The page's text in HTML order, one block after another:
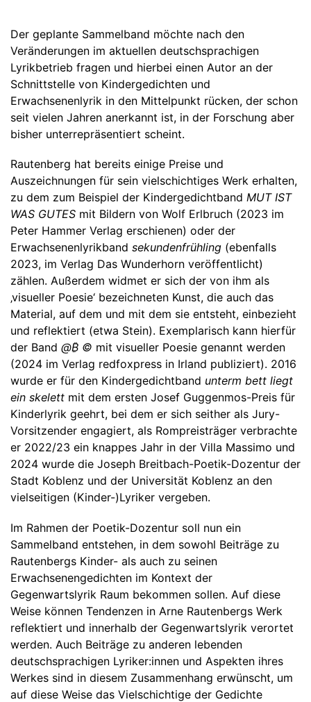
Der geplante Sammelband möchte nach den
Veränderungen im aktuellen deutschsprachigen
Lyrikbetrieb fragen und hierbei einen Autor an der
Schnittstelle von Kindergedichten und
Erwachsenenlyrik in den Mittelpunkt rücken, der schon
seit vielen Jahren anerkannt ist, in der Forschung aber
bisher unterrepräsentiert scheint.
Rautenberg hat bereits einige Preise und
Auszeichnungen für sein vielschichtiges Werk erhalten,
zu dem zum Beispiel der Kindergedichtband MUT IST
WAS GUTES mit Bildern von Wolf Erlbruch (2023 im
Peter Hammer Verlag erschienen) oder der
Erwachsenenlyrikband sekundenfrühling (ebenfalls
2023, im Verlag Das Wunderhorn veröffentlicht)
zählen. Außerdem widmet er sich der von ihm als
‚visueller Poesie‘ bezeichneten Kunst, die auch das
Material, auf dem und mit dem sie entsteht, einbezieht
und reflektiert (etwa Stein). Exemplarisch kann hierfür
der Band @₿ © mit visueller Poesie genannt werden
(2024 im Verlag redfoxpress in Irland publiziert). 2016
wurde er für den Kindergedichtband unterm bett liegt
ein skelett mit dem ersten Josef Guggenmos-Preis für
Kinderlyrik geehrt, bei dem er sich seither als Jury-
Vorsitzender engagiert, als Rompreisträger verbrachte
er 2022/23 ein knappes Jahr in der Villa Massimo und
2024 wurde die Joseph Breitbach-Poetik-Dozentur der
Stadt Koblenz und der Universität Koblenz an den
vielseitigen (Kinder-)Lyriker vergeben.
Im Rahmen der Poetik-Dozentur soll nun ein
Sammelband entstehen, in dem sowohl Beiträge zu
Rautenbergs Kinder- als auch zu seinen
Erwachsenengedichten im Kontext der
Gegenwartslyrik Raum bekommen sollen. Auf diese
Weise können Tendenzen in Arne Rautenbergs Werk
reflektiert und innerhalb der Gegenwartslyrik verortet
werden. Auch Beiträge zu anderen lebenden
deutschsprachigen Lyriker:innen und Aspekten ihres
Werkes sind in diesem Zusammenhang erwünscht, um
auf diese Weise das Vielschichtige der Gedichte